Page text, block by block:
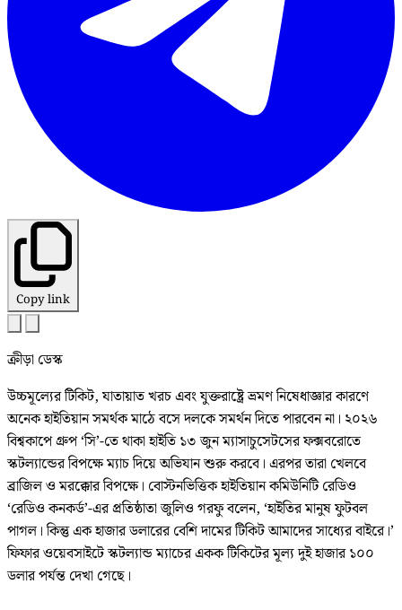
Copy link
ক্রীড়া ডেস্ক
উচ্চমূল্যের টিকিট, যাতায়াত খরচ এবং যুক্তরাষ্ট্রে ভ্রমণ নিষেধাজ্ঞার কারণে
অনেক হাইতিয়ান সমর্থক মাঠে বসে দলকে সমর্থন দিতে পারবেন না। ২০২৬
বিশ্বকাপে গ্রুপ ‘সি’-তে থাকা হাইতি ১৩ জুন ম্যাসাচুসেটসের ফক্সবরোতে
স্কটল্যান্ডের বিপক্ষে ম্যাচ দিয়ে অভিযান শুরু করবে। এরপর তারা খেলবে
ব্রাজিল ও মরক্কোর বিপক্ষে। বোস্টনভিত্তিক হাইতিয়ান কমিউনিটি রেডিও
‘রেডিও কনকর্ড’-এর প্রতিষ্ঠাতা জুলিও গরফু বলেন, ‘হাইতির মানুষ ফুটবল
পাগল। কিন্তু এক হাজার ডলারের বেশি দামের টিকিট আমাদের সাধ্যের বাইরে।’
ফিফার ওয়েবসাইটে স্কটল্যান্ড ম্যাচের একক টিকিটের মূল্য দুই হাজার ১০০
ডলার পর্যন্ত দেখা গেছে।